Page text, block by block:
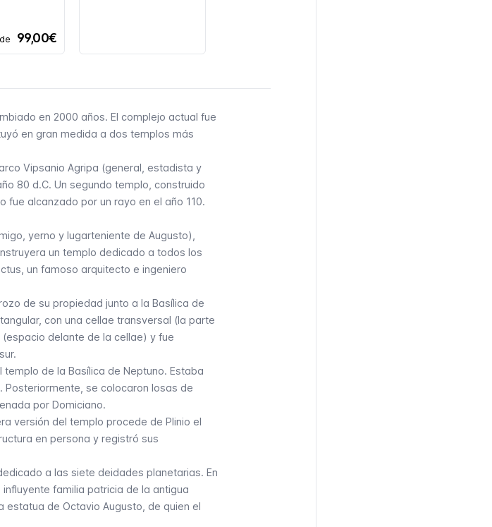
99,00€
en 2000 años. El complejo actual fue
en gran medida a dos templos más
Vipsanio Agripa (general, estadista y
80 d.C. Un segundo templo, construido
fue alcanzado por un rayo en el año 110.
yerno y lugarteniente de Augusto),
un templo dedicado a todos los
un famoso arquitecto e ingeniero
de su propiedad junto a la Basílica de
con una cellae transversal (la parte
(espacio delante de la cellae) y fue
de la Basílica de Neptuno. Estaba
se colocaron losas de
por Domiciano.
versión del templo procede de Plinio el
en persona y registró sus
a las siete deidades planetarias. En
familia patricia de la antigua
estatua de Octavio Augusto, de quien el